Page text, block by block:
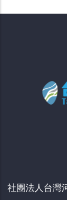
面
社團法人台灣